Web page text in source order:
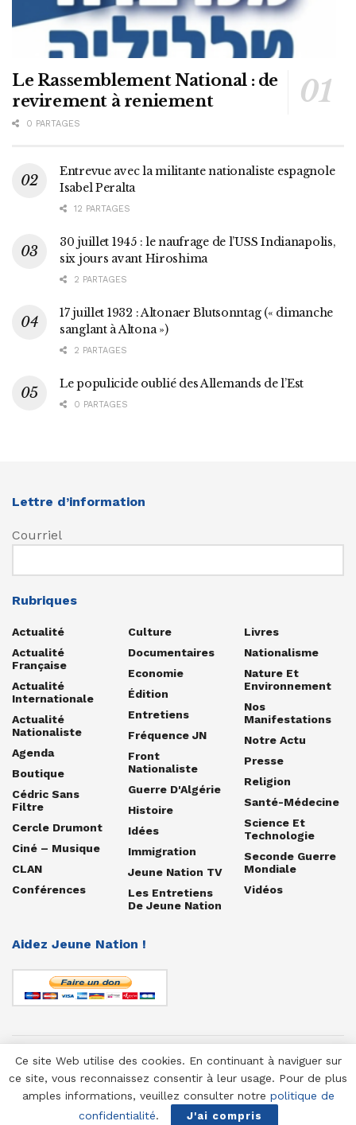
Le Rassemblement National : de
revirement à reniement
0 PARTAGES
Entrevue avec la militante nationaliste espagnole
Isabel Peralta
12 PARTAGES
30 juillet 1945 : le naufrage de l’USS Indianapolis,
six jours avant Hiroshima
2 PARTAGES
17 juillet 1932 : Altonaer Blutsonntag (« dimanche
sanglant à Altona »)
2 PARTAGES
Le populicide oublié des Allemands de l’Est
0 PARTAGES
Lettre d’information
Courriel
Rubriques
Actualité
Actualité
Française
Actualité
Internationale
Actualité
Nationaliste
Agenda
Boutique
Cédric Sans
Filtre
Cercle Drumont
Ciné – Musique
CLAN
Conférences
Culture
Documentaires
Economie
Édition
Entretiens
Fréquence JN
Front
Nationaliste
Guerre D'Algérie
Histoire
Idées
Immigration
Jeune Nation TV
Les Entretiens
De Jeune Nation
Livres
Nationalisme
Nature Et
Environnement
Nos
Manifestations
Notre Actu
Presse
Religion
Santé-Médecine
Science Et
Technologie
Seconde Guerre
Mondiale
Vidéos
Aidez Jeune Nation !
© 1958-2025 Jeune Nation
Ce site Web utilise des cookies. En continuant à naviguer sur
ce site, vous reconnaissez consentir à leur usage. Pour de plus
amples informations, veuillez consulter notre politique de
confidentialité. J'ai compris